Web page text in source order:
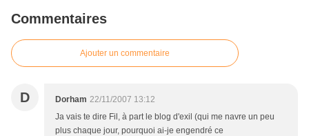
Commentaires
Ajouter un commentaire
D Dorham 22/11/2007 13:12
Ja vais te dire Fil, à part le blog d'exil (qui me navre un peu
plus chaque jour, pourquoi ai-je engendré ce